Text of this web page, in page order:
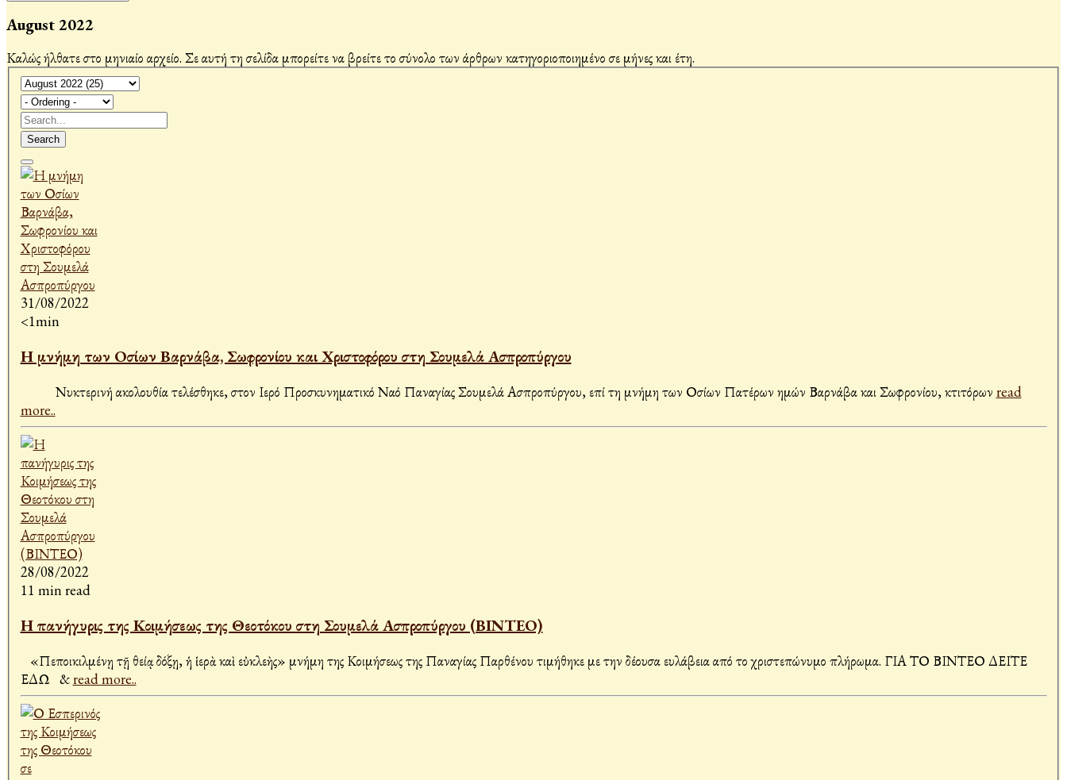
August 2022
Καλώς ήλθατε στο μηνιαίο αρχείο. Σε αυτή τη σελίδα μπορείτε να βρείτε το σύνολο των άρθρων κατηγοριοποιημένο σε μήνες και έτη.
Search
31/08/2022
<1min
Η μνήμη των Οσίων Βαρνάβα, Σωφρονίου και Χριστοφόρου στη Σουμελά Ασπροπύργου
Νυκτερινή ακολουθία τελέσθηκε, στον Ιερό Προσκυνηματικό Ναό Παναγίας Σουμελά Ασπροπύργου, επί τη μνήμη των Οσίων Πατέρων ημών Βαρνάβα και Σωφρονίου, κτιτόρων read
more..
28/08/2022
11 min read
Η πανήγυρις της Κοιμήσεως της Θεοτόκου στη Σουμελά Ασπροπύργου (ΒΙΝΤΕΟ)
«Πεποικιλμένῃ τῇ θείᾳ δόξῃ, ἡ ἱερὰ καὶ εὐκλεὴς» μνήμη της Κοιμήσεως της Παναγίας Παρθένου τιμήθηκε με την δέουσα ευλάβεια από το χριστεπώνυμο πλήρωμα. ΓΙΑ ΤΟ ΒΙΝΤΕΟ ΔΕΙΤΕ
ΕΔΩ &read more..